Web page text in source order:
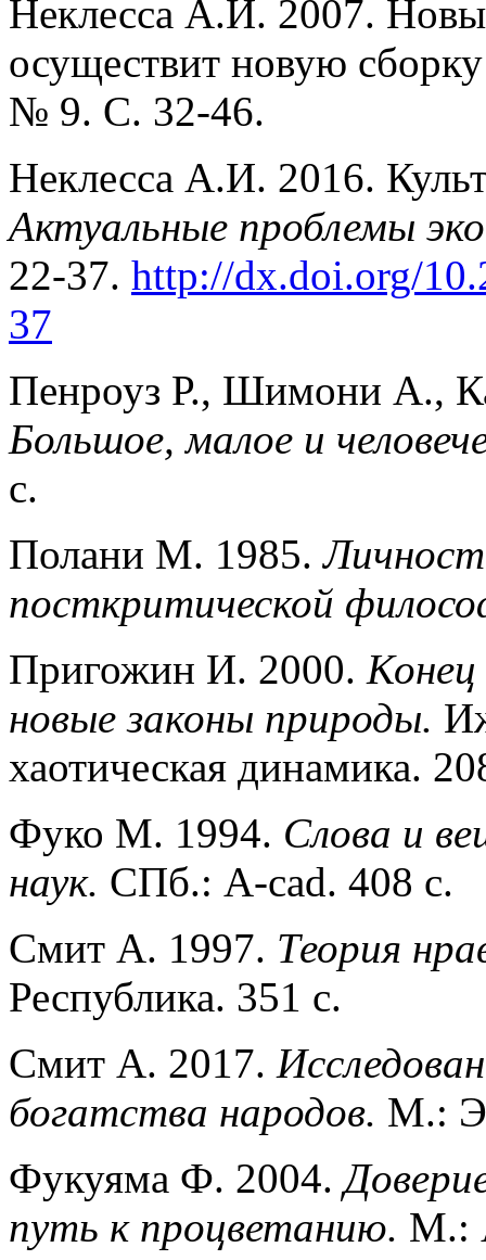
Неклесса А.И. 2007.
осуществит новую
№ 9. С. 32‐46.
Неклесса А.И. 2016.
Актуальные проблемы
22-37. http://dx.doi.org/
37
Пенроуз Р., Шимони А.,
Большое, малое и
с.
Полани М. 1985.
посткритической
Пригожин И. 2000. Конец
новые законы природы.
хаотическая динамика.
Фуко М. 1994. Слова и
наук. СПб.: A-cad. 408 с.
Смит А. 1997. Теория
Республика. 351 с.
Смит А. 2017.
богатства народов. М.:
Фукуяма Ф. 2004.
путь к процветанию. М.: